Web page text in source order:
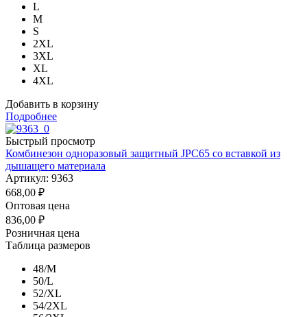
L
M
S
2XL
3XL
XL
4XL
Добавить в корзину
Подробнее
Быстрый просмотр
Комбинезон одноразовый защитный JPC65 со вставкой из
дышащего материала
Артикул: 9363
668,00 ₽
Оптовая цена
836,00 ₽
Розничная цена
Таблица размеров
48/M
50/L
52/XL
54/2XL